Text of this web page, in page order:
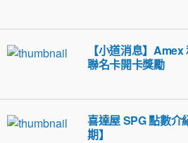
【小道消息】
聯名卡開卡獎勵
喜達屋 SPG 點數介
期】